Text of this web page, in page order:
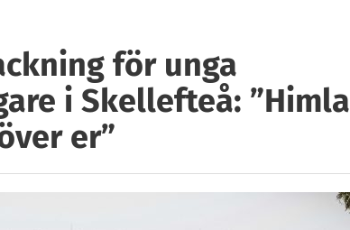
för unga
i Skellefteå: ”Himla
er”